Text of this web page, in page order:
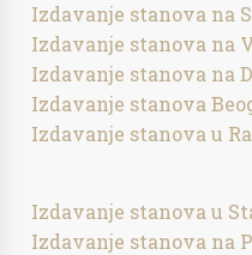
Izdavanje stanova na
Izdavanje stanova na
Izdavanje stanova na
Izdavanje stanova
Izdavanje stanova u
Izdavanje stanova u
Izdavanje stanova na